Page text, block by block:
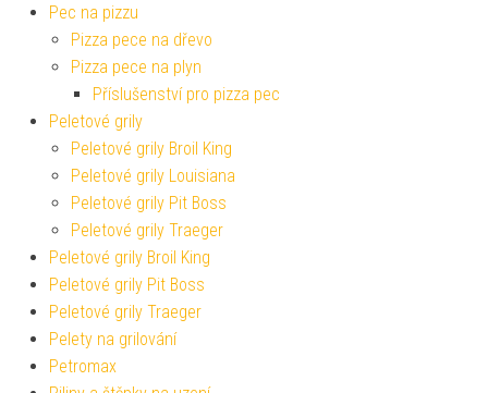
Pec na pizzu
Pizza pece na dřevo
Pizza pece na plyn
Příslušenství pro pizza pec
Peletové grily
Peletové grily Broil King
Peletové grily Louisiana
Peletové grily Pit Boss
Peletové grily Traeger
Peletové grily Broil King
Peletové grily Pit Boss
Peletové grily Traeger
Pelety na grilování
Petromax